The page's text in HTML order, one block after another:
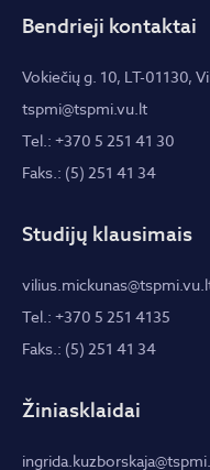
Bendrieji kontaktai
Vokiečių g. 10, LT-01130,
tspmi@tspmi.vu.lt
Tel.: +370 5 251 41 30
Faks.: (5) 251 41 34
Studijų klausimais
Tel.: +370 5 251 4135
Faks.: (5) 251 41 34
Žiniasklaidai